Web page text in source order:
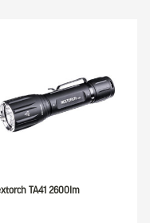
TA41 2600lm